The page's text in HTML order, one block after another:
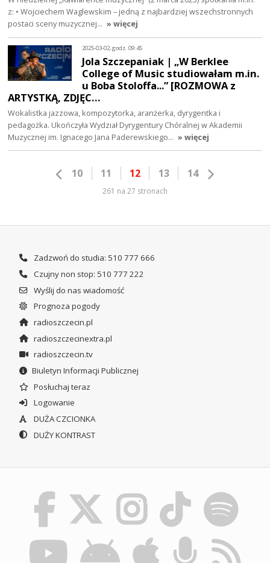
z: • Wojciechem Waglewskim – jedną z najbardziej wszechstronnych
postaci sceny muzycznej… » więcej
2025-03-02, godz. 09:45
Jola Szczepaniak | „W Berklee
College of Music studiowałam m.in.
u Boba Stoloffa...” [ROZMOWA z
ARTYSTKĄ, ZDJĘC…
Wokalistka jazzowa, kompozytorka, aranżerka, dyrygentka i
pedagożka. Ukończyła Wydział Dyrygentury Chóralnej w Akademii
Muzycznej im. Ignacego Jana Paderewskiego… » więcej
10 11 12 13 14
261 na 27 stronach
Zadzwoń do studia: 510 777 666
Czujny non stop: 510 777 222
Wyślij do nas wiadomość
Prognoza pogody
radioszczecin.pl
radioszczecinextra.pl
radioszczecin.tv
Biuletyn Informacji Publicznej
Posłuchaj teraz
Logowanie
DUŻA CZCIONKA
DUŻY KONTRAST